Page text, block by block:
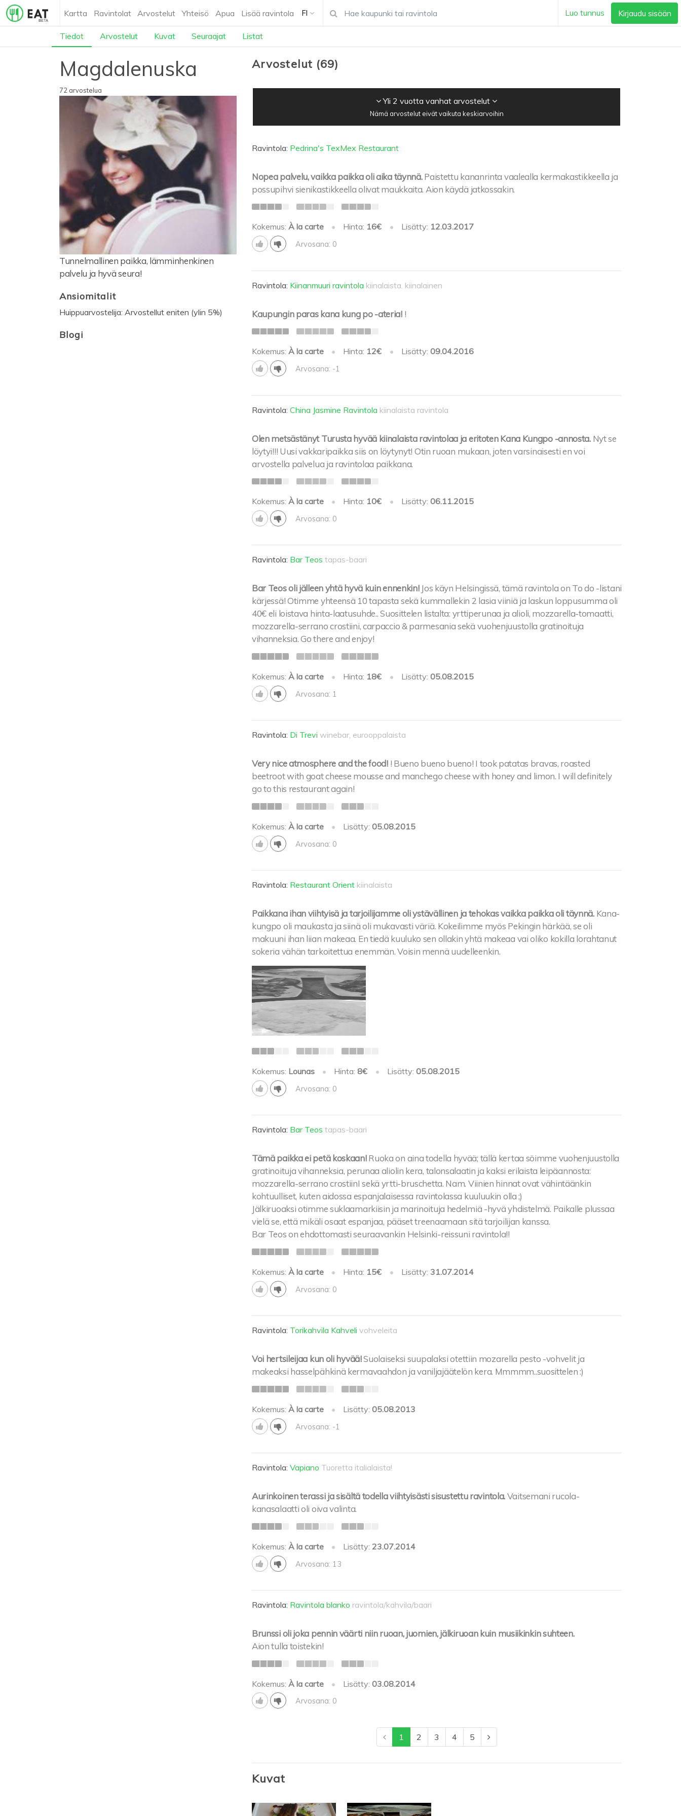
Kartta Ravintolat Arvostelut Yhteisö Apua Lisää ravintola FI Luo tunnus Kirjaudu sisään
Tiedot Arvostelut Kuvat Seuraajat Listat
Magdalenuska
72 arvostelua
Tunnelmallinen paikka, lämminhenkinen
palvelu ja hyvä seura!
Ansiomitalit
Huippuarvostelija: Arvostellut eniten (ylin 5%)
Blogi
Arvostelut (69)
Yli 2 vuotta vanhat arvostelut
Nämä arvostelut eivät vaikuta keskiarvoihin
Ravintola: Pedrina's TexMex Restaurant
Nopea palvelu, vaikka paikka oli aika täynnä. Paistettu kananrinta vaalealla kermakastikkeella ja
possupihvi sienikastikkeella olivat maukkaita. Aion käydä jatkossakin.
Kokemus: À la carte • Hinta: 16€ • Lisätty: 12.03.2017
Arvosana: 0
Ravintola: Kiinanmuuri ravintola kiinalaista. kiinalainen
Kaupungin paras kana kung po -ateria! !
Kokemus: À la carte • Hinta: 12€ • Lisätty: 09.04.2016
Arvosana: -1
Ravintola: China Jasmine Ravintola kiinalaista ravintola
Olen metsästänyt Turusta hyvää kiinalaista ravintolaa ja eritoten Kana Kungpo -annosta. Nyt se
löytyi!!! Uusi vakkaripaikka siis on löytynyt! Otin ruoan mukaan, joten varsinaisesti en voi
arvostella palvelua ja ravintolaa paikkana.
Kokemus: À la carte • Hinta: 10€ • Lisätty: 06.11.2015
Arvosana: 0
Ravintola: Bar Teos tapas-baari
Bar Teos oli jälleen yhtä hyvä kuin ennenkin! Jos käyn Helsingissä, tämä ravintola on To do -listani
kärjessä! Otimme yhteensä 10 tapasta sekä kummallekin 2 lasia viiniä ja laskun loppusumma oli
40€ eli loistava hinta-laatusuhde.. Suosittelen listalta: yrttiperunaa ja alioli, mozzarella-tomaatti,
mozzarella-serrano crostiini, carpaccio & parmesania sekä vuohenjuustolla gratinoituja
vihanneksia. Go there and enjoy!
Kokemus: À la carte • Hinta: 18€ • Lisätty: 05.08.2015
Arvosana: 1
Ravintola: Di Trevi winebar, eurooppalaista
Very nice atmosphere and the food! ! Bueno bueno bueno! I took patatas bravas, roasted
beetroot with goat cheese mousse and manchego cheese with honey and limon. I will definitely
go to this restaurant again!
Kokemus: À la carte • Lisätty:05.08.2015
Arvosana: 0
Ravintola: Restaurant Orient kiinalaista
Paikkana ihan viihtyisä ja tarjoilijamme oli ystävällinen ja tehokas vaikka paikka oli täynnä. Kana-
kungpo oli maukasta ja siinä oli mukavasti väriä. Kokeilimme myös Pekingin härkää, se oli
makuuni ihan liian makeaa. En tiedä kuuluko sen ollakin yhtä makeaa vai oliko kokilla lorahtanut
sokeria vähän tarkoitettua enemmän. Voisin mennä uudelleenkin.
Kokemus: Lounas • Hinta:8€ • Lisätty: 05.08.2015
Arvosana: 0
Ravintola: Bar Teos tapas-baari
Tämä paikka ei petä koskaan! Ruoka on aina todella hyvää; tällä kertaa söimme vuohenjuustolla
gratinoituja vihanneksia, perunaa aliolin kera, talonsalaatin ja kaksi erilaista leipäannosta:
mozzarella-serrano crostiinI sekä yrtti-bruschetta. Nam. Viinien hinnat ovat vähintäänkin
kohtuulliset, kuten aidossa espanjalaisessa ravintolassa kuuluukin olla ;)
Jälkiruoaksi otimme suklaamarkiisin ja marinoituja hedelmiä -hyvä yhdistelmä. Paikalle plussaa
vielä se, että mikäli osaat espanjaa, pääset treenaamaan sitä tarjoilijan kanssa.
Bar Teos on ehdottomasti seuraavankin Helsinki-reissuni ravintola!!
Kokemus: À la carte • Hinta: 15€ • Lisätty: 31.07.2014
Arvosana: 0
Ravintola: Torikahvila Kahveli vohveleita
Voi hertsileijaa kun oli hyvää!Suolaiseksi suupalaksi otettiin mozarella pesto -vohvelit ja
makeaksi hasselpähkinä kermavaahdon ja vaniljajäätelön kera. Mmmmm..suosittelen :)
Kokemus: À la carte • Lisätty:05.08.2013
Arvosana: -1
Ravintola: Vapiano Tuoretta italialaista!
Aurinkoinen terassi ja sisältä todella viihtyisästi sisustettu ravintola.Vaitsemani rucola-
kanasalaatti oli oiva valinta.
Kokemus: À la carte • Lisätty: 23.07.2014
Arvosana: 13
Ravintola: Ravintola blanko ravintola/kahvila/baari
Brunssi oli joka pennin väärti niin ruoan, juomien, jälkiruoan kuin musiikinkin suhteen.
Aion tulla toistekin!
Kokemus: À la carte • Lisätty:03.08.2014
Arvosana: 0
1 2 3 4 5
Kuvat